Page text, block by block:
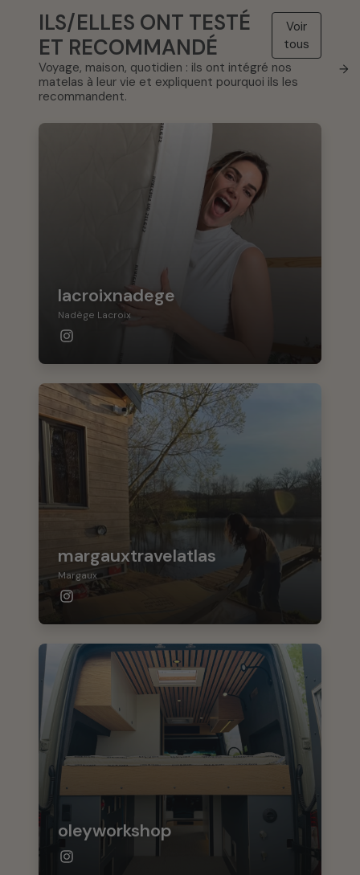
ILS/ELLES ONT TESTÉ
ET RECOMMANDÉ
Voir
tous
→
Voyage, maison, quotidien : ils ont intégré nos
matelas à leur vie et expliquent pourquoi ils les
recommandent.
lacroixnadege
Nadège Lacroix
margauxtravelatlas
Margaux
oleyworkshop